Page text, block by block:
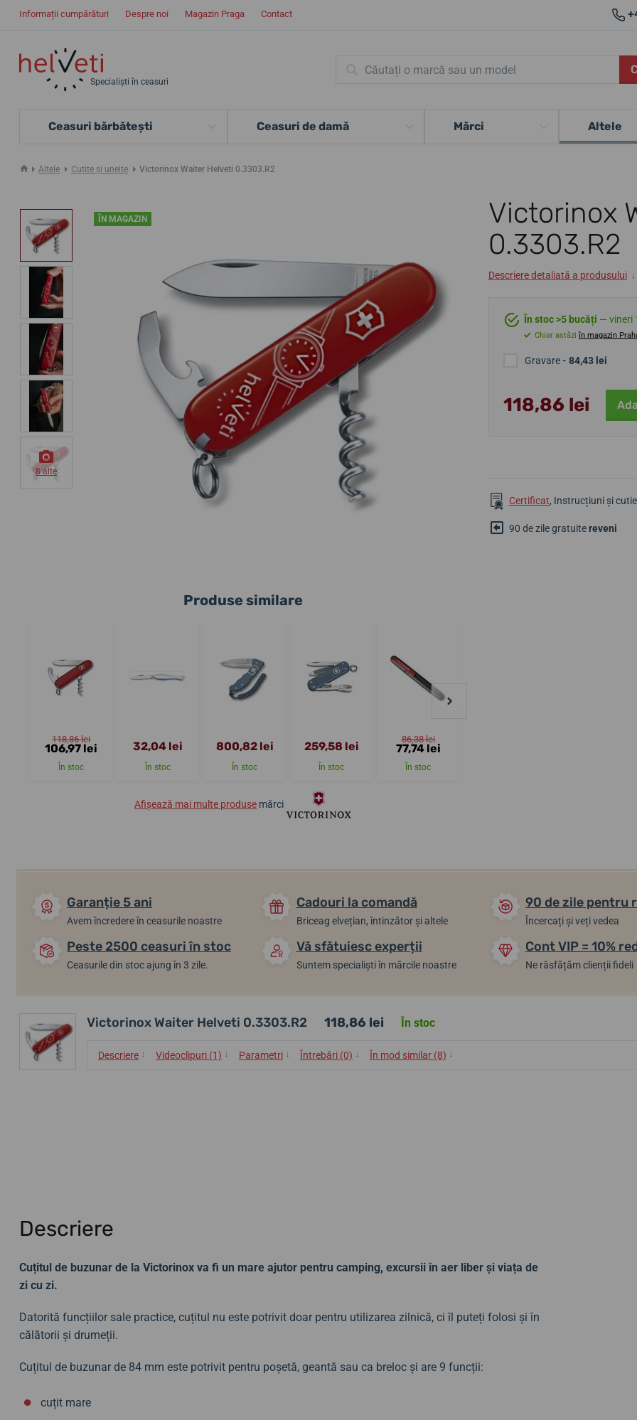
Informații cumpărături Despre noi Magazin Praga Contact
Specialiști în ceasuri
Ceasuri bărbătești Ceasuri de damă Mărci Altele
Altele Cuțite și unelte Victorinox Waiter Helveti 0.3303.R2
Victorinox
0.3303.R2
ÎN MAGAZIN
8 alte
Descriere detaliată a produsului ↓
În stoc >5 bucăți — vineri
Chiar astăzi în magazin
Gravare- 84,43 lei
118,86 lei
Certificat, Instrucțiuni și
90 de zile gratuitereveni
Produse similare
118,86 lei
106,97 lei
În stoc
32,04 lei
În stoc
800,82 lei
În stoc
259,58 lei
În stoc
86,38 lei
77,74 lei
În stoc
Afișează mai multe produse mărci
Garanție 5 ani
Avem încredere în ceasurile noastre
Cadouri la comandă
Briceag elvețian, întinzător și altele
90 de zile pentru
Încercați și veți vedea
Peste 2500 ceasuri în stoc
Ceasurile din stoc ajung în 3 zile.
Vă sfătuiesc experții
Suntem specialiști în mărcile noastre
Cont VIP = 10%
Ne răsfățăm clienții fideli
Victorinox Waiter Helveti 0.3303.R2 118,86 lei În stoc
Descriere ↓ Videoclipuri (1) ↓ Parametri ↓ Întrebări (0) ↓ În mod similar (8) ↓
Descriere
Cuțitul de buzunar de la Victorinox va fi un mare ajutor pentru camping, excursii în aer liber și viața de
zi cu zi.
Datorită funcțiilor sale practice, cuțitul nu este potrivit doar pentru utilizarea zilnică, ci îl puteți folosi și în
călătorii și drumeții.
Cuțitul de buzunar de 84 mm este potrivit pentru poșetă, geantă sau ca breloc și are 9 funcții:
cuțit mare